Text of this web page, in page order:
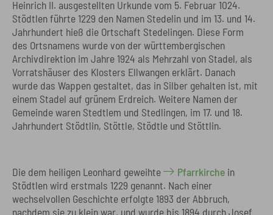
Heinrich II. ausgestellten Urkunde vom 5. Februar 1024.
Stödtlen führte 1229 den Namen Stedelin und im 13. und 14.
Jahrhundert hieß die Ortschaft Stedelingen. Diese Form
des Ortsnamens wurde von der württembergischen
Archivdirektion im Jahre 1924 als Mehrzahl von Stadel, als
Vorratshäuser des Klosters Ellwangen erklärt. Danach
wurde das Wappen gestaltet, das in Silber gehalten ist, mit
einem Stadel auf grünem Erdreich. Weitere Namen der
Gemeinde waren Stedtlem und Stedlingen, im 17. und 18.
Jahrhundert Stödtlin, Stöttle, Stödtle und Stöttlin.
Die dem heiligen Leonhard geweihte Pfarrkirche in
Stödtlen wird erstmals 1229 genannt. Nach einer
wechselvollen Geschichte erfolgte 1893 der Abbruch,
nachdem sie zu klein war, und wurde bis 1894 durch Josef